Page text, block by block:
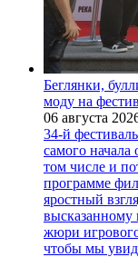
Беглянки,
моду на
06 августа
34-й
самого начала
том числе и
программе
яростный
высказанному
жюри
чтобы мы